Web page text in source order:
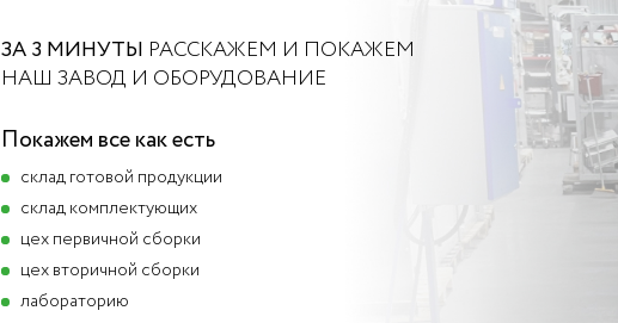
ЗА 3 МИНУТЫ РАССКАЖЕМ И ПОКАЖЕМ
НАШ ЗАВОД И ОБОРУДОВАНИЕ
Покажем все как есть
cклад готовой продукции
склад комплектующих
цех первичной сборки
цех вторичной сборки
лабораторию